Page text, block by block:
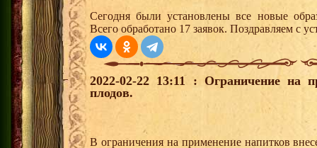
Сегодня были установлены все новые
Всего обработано 17 заявок. Поздравляем с
2022-02-22 13:11 : Ограничение на
плодов.
В ограничения на применение напитков